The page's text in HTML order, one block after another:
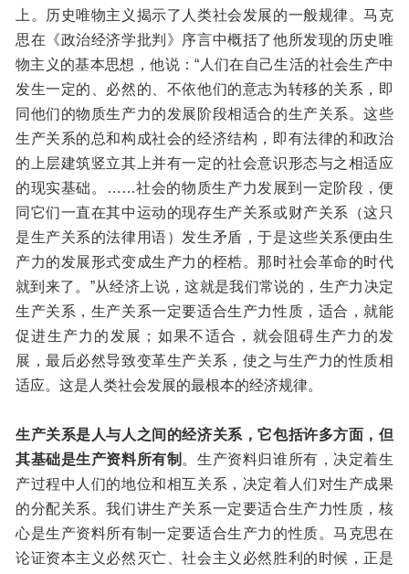
上。历史唯物主义揭示了人类社会发展的一般规律。马克
思在《政治经济学批判》序言中概括了他所发现的历史唯
物主义的基本思想，他说：“人们在自己生活的社会生产中
发生一定的、必然的、不依他们的意志为转移的关系，即
同他们的物质生产力的发展阶段相适合的生产关系。这些
生产关系的总和构成社会的经济结构，即有法律的和政治
的上层建筑竖立其上并有一定的社会意识形态与之相适应
的现实基础。……社会的物质生产力发展到一定阶段，便
同它们一直在其中运动的现存生产关系或财产关系（这只
是生产关系的法律用语）发生矛盾，于是这些关系便由生
产力的发展形式变成生产力的桎梏。那时社会革命的时代
就到来了。”从经济上说，这就是我们常说的，生产力决定
生产关系，生产关系一定要适合生产力性质，适合，就能
促进生产力的发展；如果不适合，就会阻碍生产力的发
展，最后必然导致变革生产关系，使之与生产力的性质相
适应。这是人类社会发展的最根本的经济规律。
生产关系是人与人之间的经济关系，它包括许多方面，但
其基础是生产资料所有制 。生产资料归谁所有，决定着生
产过程中人们的地位和相互关系，决定着人们对生产成果
的分配关系。我们讲生产关系一定要适合生产力性质，核
心是生产资料所有制一定要适合生产力的性质。马克思在
论证资本主义必然灭亡、社会主义必然胜利的时候，正是